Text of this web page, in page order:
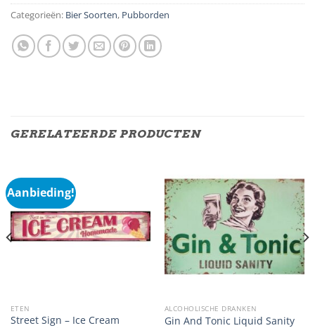
Categorieën: Bier Soorten, Pubborden
GERELATEERDE PRODUCTEN
Aanbieding!
ETEN
Street Sign – Ice Cream
ALCOHOLISCHE DRANKEN
Gin And Tonic Liquid Sanity